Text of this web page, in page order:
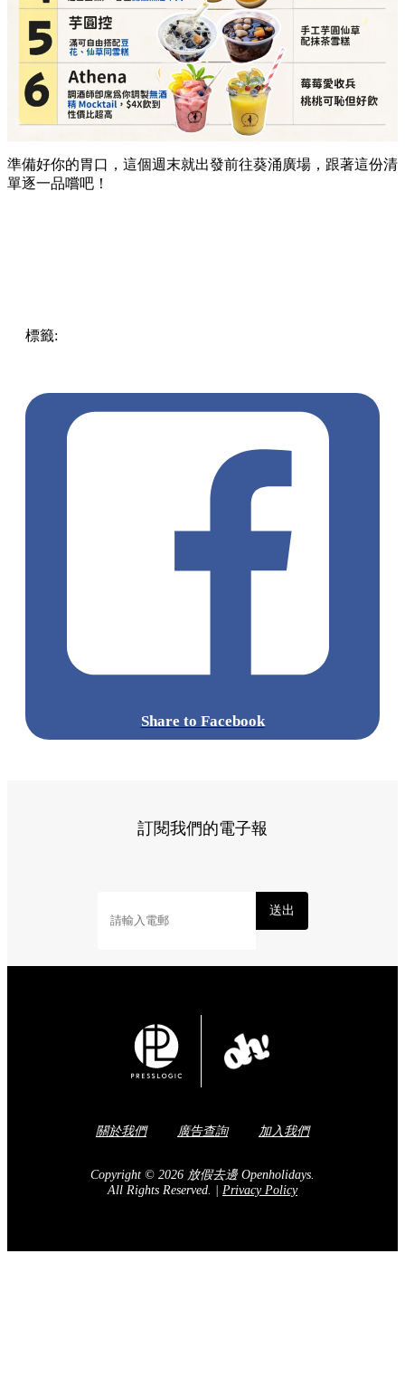
準備好你的胃口，這個週末就出發前往葵涌廣場，跟著這份清
單逐一品嚐吧！
標籤:
Share to Facebook
訂閱我們的電子報
送出
關於我們 廣告查詢 加入我們
Copyright © 2026 放假去邊 Openholidays.
All Rights Reserved. | Privacy Policy